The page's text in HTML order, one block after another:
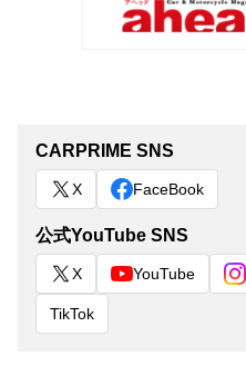
CARPRIME SNS
X FaceBook
公式YouTube SNS
X YouTube
TikTok